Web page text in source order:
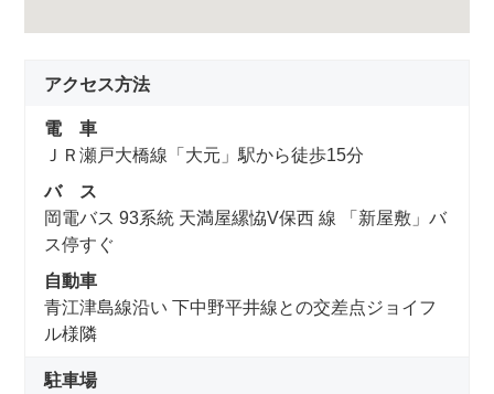
アクセス方法
電 車
ＪＲ瀬戸大橋線「大元」駅から徒歩15分
バ ス
岡電バス 93系統 天満屋縲恊V保西 線 「新屋敷」バ
ス停すぐ
自動車
青江津島線沿い 下中野平井線との交差点ジョイフ
ル様隣
駐車場